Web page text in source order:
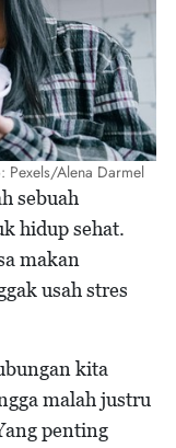
Pexels/Alena Darmel
sebuah
hidup sehat.
makan
usah stres
kita
malah justru
penting